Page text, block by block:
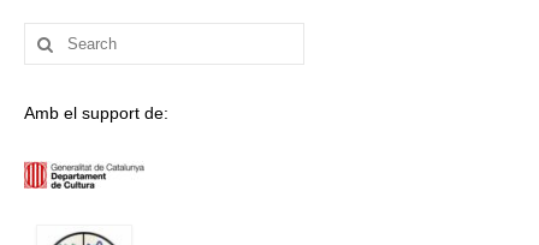
Search
for:
Amb el support de: